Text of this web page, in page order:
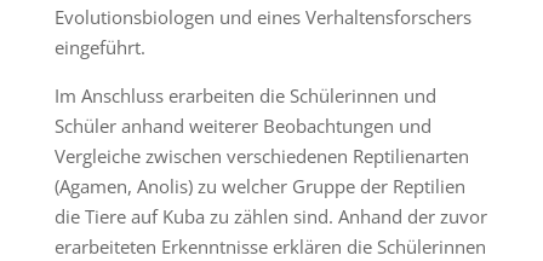
Evolutionsbiologen und eines Verhaltensforschers
eingeführt.
Im Anschluss erarbeiten die Schülerinnen und
Schüler anhand weiterer Beobachtungen und
Vergleiche zwischen verschiedenen Reptilienarten
(Agamen, Anolis) zu welcher Gruppe der Reptilien
die Tiere auf Kuba zu zählen sind. Anhand der zuvor
erarbeiteten Erkenntnisse erklären die Schülerinnen